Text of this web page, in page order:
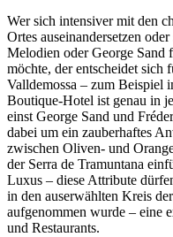
Wer sich intensiver mit den
Ortes auseinandersetzen
Melodien oder George Sand
möchte, der entscheidet sich
Valldemossa – zum Beispiel
Boutique-Hotel ist genau in
einst George Sand und
dabei um ein zauberhaftes
zwischen Oliven- und
der Serra de Tramuntana
Luxus – diese Attribute
in den auserwählten Kreis
aufgenommen wurde – eine
und Restaurants.